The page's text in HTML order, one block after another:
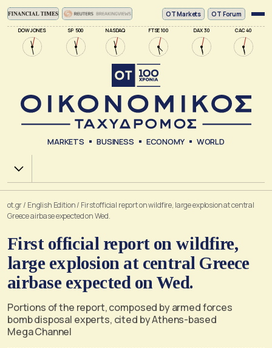
DOW JONES SP 500 NASDAQ FTSE 100 DAX 30 CAC 40
ΟΤ Markets OT Forum
MARKETS BUSINESS ECONOMY WORLD
Χ.Α.
ot.gr/ English Edition/ First official report on wildfire, large explosion at central
Greece airbase expected on Wed.
First official report on wildfire,
large explosion at central Greece
airbase expected on Wed.
Portions of the report, composed by armed forces
bomb disposal experts, cited by Athens-based
Mega Channel